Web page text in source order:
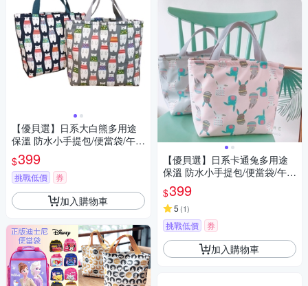
【優貝選】日系大白熊多用途
保溫 防水小手提包/便當袋/午餐
提包(2色)
$399
挑戰低價 券
加入購物車
【優貝選】日系卡通兔多用途
保溫 防水小手提包/便當袋/午餐
提包(4色)
$399
5 (1)
挑戰低價 券
加入購物車